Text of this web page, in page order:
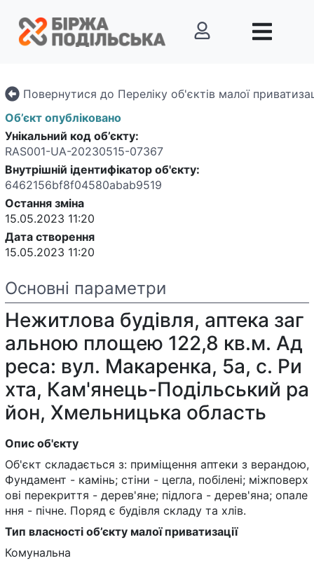
Повернутися до Переліку об'єктів малої
Об’єкт опубліковано
Унікальний код об’єкту:
RAS001-UA-20230515-07367
Внутрішній ідентифікатор об'єкту:
6462156bf8f04580abab9519
Остання зміна
15.05.2023 11:20
Дата створення
15.05.2023 11:20
Основні параметри
Нежитлова будівля, аптека заг
альною площею 122,8 кв.м. Ад
реса: вул. Макаренка, 5а, с. Ри
хта, Кам'янець-Подільський ра
йон, Хмельницька область
Опис об'єкту
Об'єкт складається з: приміщення аптеки з верандою,
Фундамент - камінь; стіни - цегла, побілені; міжповерх
ові перекриття - дерев'яне; підлога - дерев'яна; опале
ння - пічне. Поряд є будівля складу та хлів.
Тип власності об’єкту малої приватизації
Комунальна